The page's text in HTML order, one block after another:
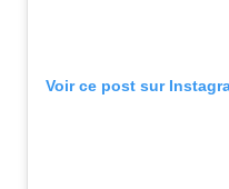
Voir ce post sur